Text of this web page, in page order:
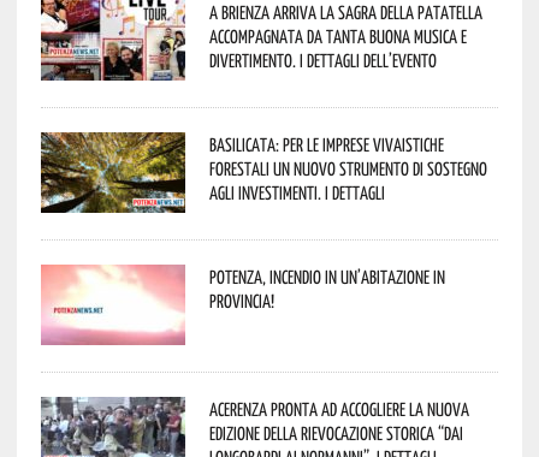
A Brienza arriva la Sagra della Patatella
accompagnata da tanta buona musica e
divertimento. I dettagli dell’evento
Basilicata: per le imprese vivaistiche
forestali un nuovo strumento di sostegno
agli investimenti. I dettagli
Potenza, incendio in un’abitazione in
provincia!
Acerenza pronta ad accogliere la nuova
edizione della rievocazione storica “Dai